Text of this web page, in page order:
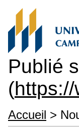
Publié
(
Accueil >